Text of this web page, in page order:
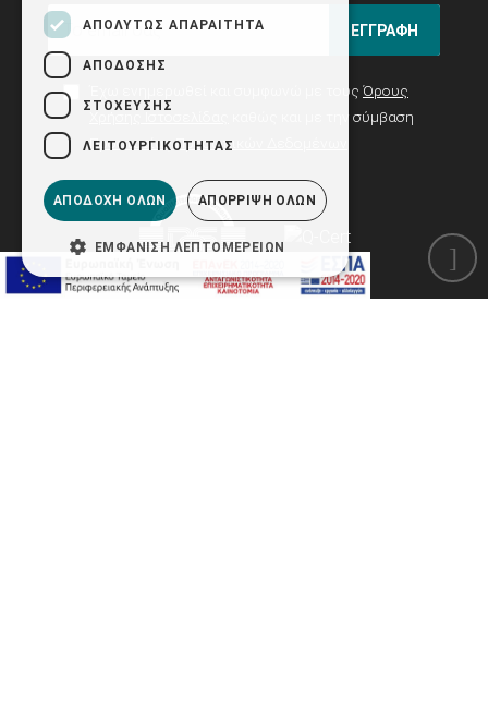
ΕΓΓΡΑΦΗ
Έχω ενημερωθεί και συμφωνώ με τους Όρους
καθώς και με την σύμβαση
Προστασίας Προσωπικών Δεδομένων
ΑΠΟΛΎΤΩΣ ΑΠΑΡΑΊΤΗΤΑ
ΑΠΌΔΟΣΗΣ
ΣΤΌΧΕΥΣΗΣ
ΛΕΙΤΟΥΡΓΙΚΌΤΗΤΑΣ
ΑΠΟΔΟΧΉ ΌΛΩΝ ΑΠΌΡΡΙΨΗ ΌΛΩΝ
ΕΜΦΆΝΙΣΗ ΛΕΠΤΟΜΕΡΕΙΏΝ